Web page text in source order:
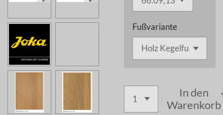
Fußvariante
In den
Warenkorb